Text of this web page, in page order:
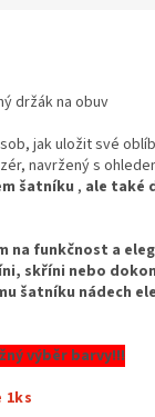
držák na obuv
jak uložit své
navržený s
šatníku , ale také
na funkčnost a
skříni nebo
šatníku nádech
výběr barvy!!!
1ks